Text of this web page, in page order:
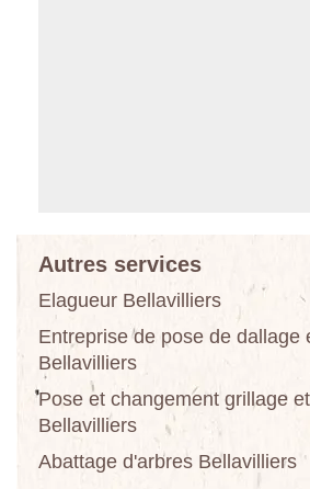
Autres services
Elagueur Bellavilliers
Entreprise de pose de dallage
Bellavilliers
Pose et changement grillage
Bellavilliers
Abattage d'arbres Bellavilliers